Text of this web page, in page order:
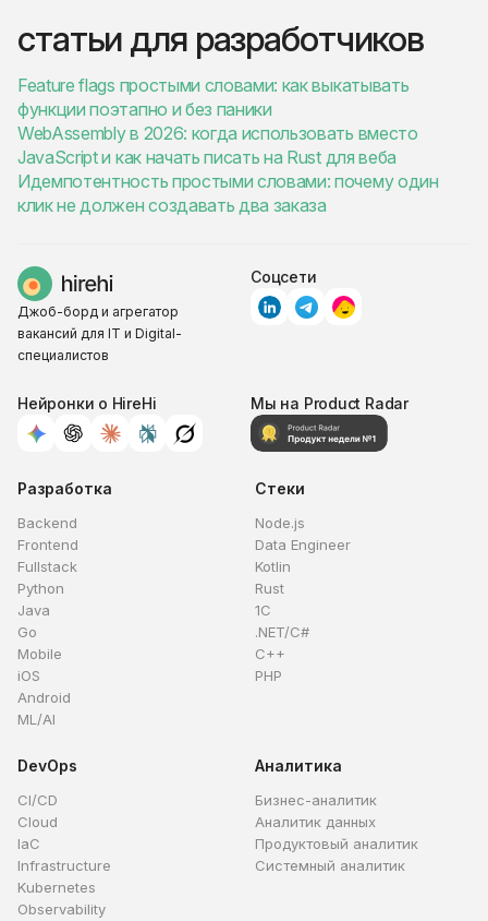
статьи для разработчиков
Feature flags простыми словами: как выкатывать
функции поэтапно и без паники
WebAssembly в 2026: когда использовать вместо
JavaScript и как начать писать на Rust для веба
Идемпотентность простыми словами: почему один
клик не должен создавать два заказа
Джоб-борд и агрегатор
вакансий для IT и Digital-
специалистов
Соцсети
Нейронки о HireHi Мы на Product Radar
Разработка
Backend
Frontend
Fullstack
Python
Java
Go
Mobile
iOS
Android
ML/AI
Стеки
Node.js
Data Engineer
Kotlin
Rust
1C
.NET/C#
C++
PHP
DevOps
CI/CD
Cloud
IaC
Infrastructure
Kubernetes
Observability
Аналитика
Бизнес-аналитик
Аналитик данных
Продуктовый аналитик
Системный аналитик